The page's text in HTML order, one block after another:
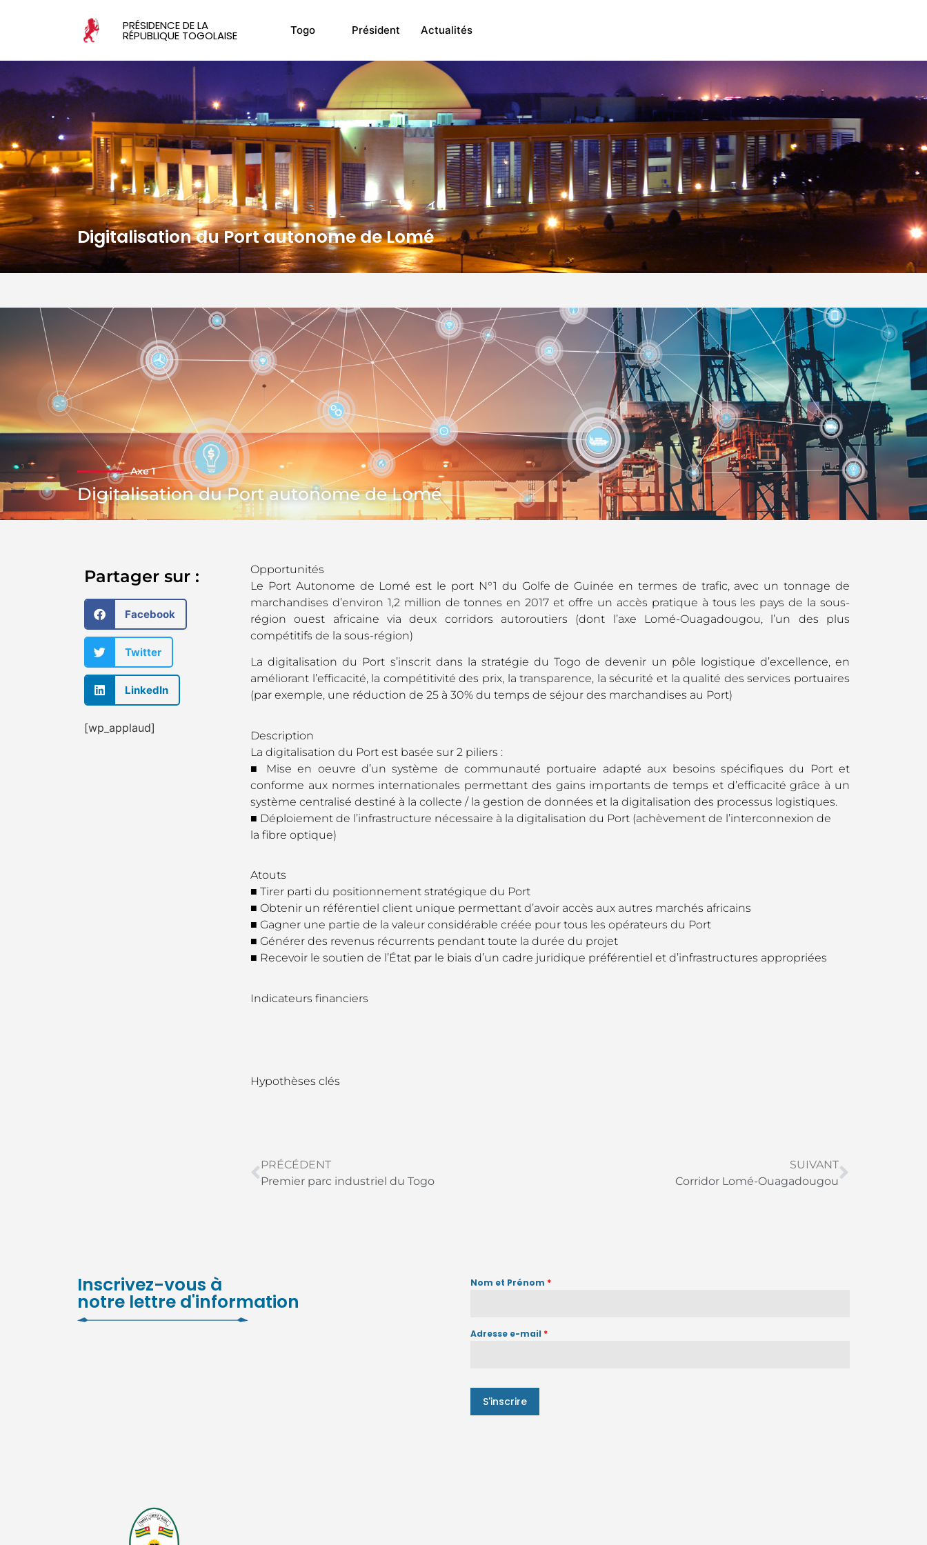
PRÉSIDENCE DE LA
RÉPUBLIQUE TOGOLAISE Togo Président Actualités
Digitalisation du Port autonome de Lomé
Axe 1
Digitalisation du Port autonome de Lomé
Partager sur :
Facebook
Twitter
LinkedIn
[wp_applaud]
Opportunités
Le Port Autonome de Lomé est le port N°1 du Golfe de Guinée en termes de trafic, avec un tonnage de
marchandises d’environ 1,2 million de tonnes en 2017 et offre un accès pratique à tous les pays de la sous-
région ouest africaine via deux corridors autoroutiers (dont l’axe Lomé-Ouagadougou, l’un des plus
compétitifs de la sous-région)
La digitalisation du Port s’inscrit dans la stratégie du Togo de devenir un pôle logistique d’excellence, en
améliorant l’efficacité, la compétitivité des prix, la transparence, la sécurité et la qualité des services portuaires
(par exemple, une réduction de 25 à 30% du temps de séjour des marchandises au Port)
Description
La digitalisation du Port est basée sur 2 piliers :
■ Mise en oeuvre d’un système de communauté portuaire adapté aux besoins spécifiques du Port et
conforme aux normes internationales permettant des gains importants de temps et d’efficacité grâce à un
système centralisé destiné à la collecte / la gestion de données et la digitalisation des processus logistiques.
■ Déploiement de l’infrastructure nécessaire à la digitalisation du Port (achèvement de l’interconnexion de
la fibre optique)
Atouts
■ Tirer parti du positionnement stratégique du Port
■ Obtenir un référentiel client unique permettant d’avoir accès aux autres marchés africains
■ Gagner une partie de la valeur considérable créée pour tous les opérateurs du Port
■ Générer des revenus récurrents pendant toute la durée du projet
■ Recevoir le soutien de l’État par le biais d’un cadre juridique préférentiel et d’infrastructures appropriées
Indicateurs financiers
Hypothèses clés
PRÉCÉDENT
Premier parc industriel du Togo
SUIVANT
Corridor Lomé-Ouagadougou
Inscrivez-vous à
notre lettre d'information
Nom et Prénom *
Adresse e-mail *
S'inscrire